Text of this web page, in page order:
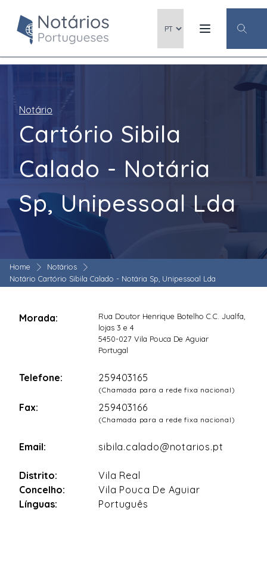
Notário
Cartório Sibila
Calado - Notária
Sp, Unipessoal Lda
Home
Notários
Notário Cartório Sibila Calado - Notária Sp, Unipessoal Lda
Morada:
Rua Doutor Henrique Botelho C.C. Jualfa,
lojas 3 e 4
5450-027 Vila Pouca De Aguiar
Portugal
Telefone: 259403165
(Chamada para a rede fixa nacional)
Fax: 259403166
(Chamada para a rede fixa nacional)
Email: sibila.calado@notarios.pt
Distrito:
Vila Real
Concelho:
Vila Pouca De Aguiar
Línguas:
Português